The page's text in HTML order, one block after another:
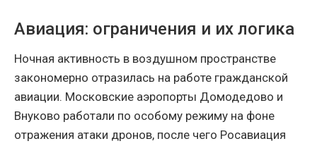
Авиация: ограничения и их логика
Ночная активность в воздушном пространстве
закономерно отразилась на работе гражданской
авиации. Московские аэропорты Домодедово и
Внуково работали по особому режиму на фоне
отражения атаки дронов, после чего Росавиация